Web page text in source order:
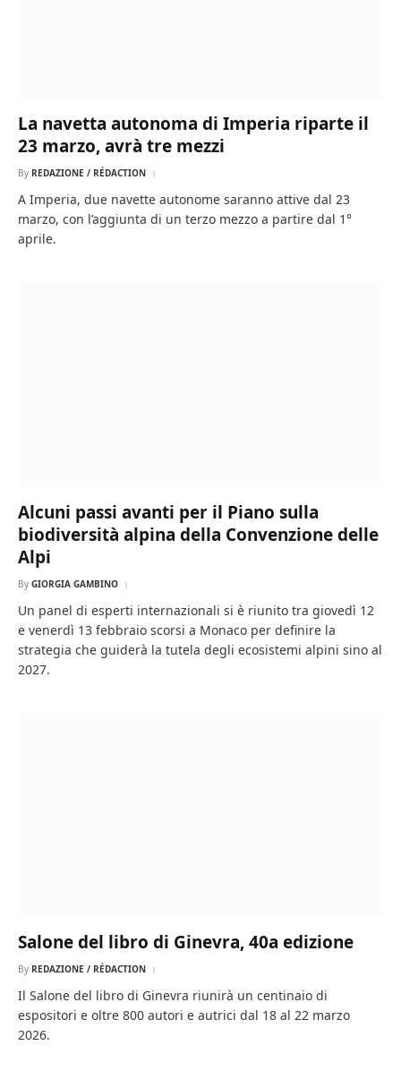
La navetta autonoma di Imperia riparte il
23 marzo, avrà tre mezzi
By REDAZIONE / RÉDACTION
A Imperia, due navette autonome saranno attive dal 23
marzo, con l’aggiunta di un terzo mezzo a partire dal 1°
aprile.
Alcuni passi avanti per il Piano sulla
biodiversità alpina della Convenzione delle
Alpi
By GIORGIA GAMBINO
Un panel di esperti internazionali si è riunito tra giovedì 12
e venerdì 13 febbraio scorsi a Monaco per definire la
strategia che guiderà la tutela degli ecosistemi alpini sino al
2027.
Salone del libro di Ginevra, 40a edizione
By REDAZIONE / RÉDACTION
Il Salone del libro di Ginevra riunirà un centinaio di
espositori e oltre 800 autori e autrici dal 18 al 22 marzo
2026.